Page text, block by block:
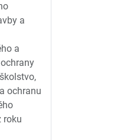
a
a
ochranu
roku